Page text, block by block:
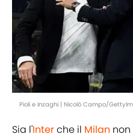
Pioli e Inzaghi | Nicolò Campo/
Sia l'Interche il Milan